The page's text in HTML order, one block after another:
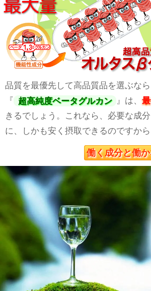
品質を最優先して高品質品を選ぶな
『
超高純度ベータグルカン 』は、
きるでしょう。これなら、必要な成
に、しかも安く摂取できるのですから
働く成分と働